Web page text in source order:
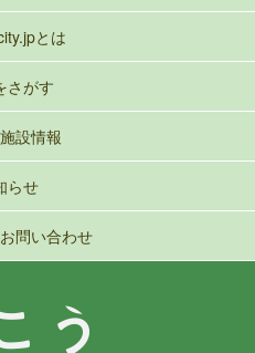
とは
さがす
設情報
らせ
問い合わせ